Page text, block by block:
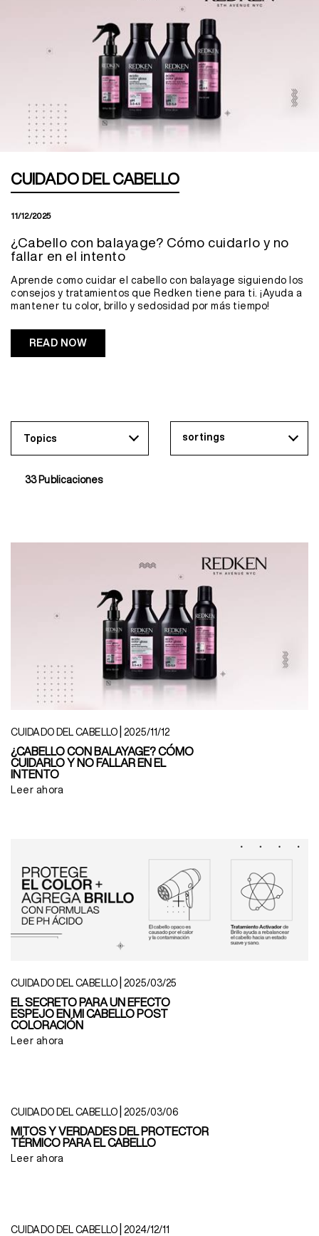
CUIDADO DEL CABELLO
11/12/2025
¿Cabello con balayage? Cómo cuidarlo y no
fallar en el intento
Aprende como cuidar el cabello con balayage siguiendo los
consejos y tratamientos que Redken tiene para ti. ¡Ayuda a
mantener tu color, brillo y sedosidad por más tiempo!
READ NOW
33 Publicaciones
Topics sortings
CUIDADO DEL CABELLO| 2025/11/12
¿CABELLO CON BALAYAGE? CÓMO
CUIDARLO Y NO FALLAR EN EL
INTENTO
Leer ahora
CUIDADO DEL CABELLO| 2025/03/25
EL SECRETO PARA UN EFECTO
ESPEJO EN MI CABELLO POST
COLORACIÓN
Leer ahora
CUIDADO DEL CABELLO| 2025/03/06
MITOS Y VERDADES DEL PROTECTOR
TÉRMICO PARA EL CABELLO
Leer ahora
CUIDADO DEL CABELLO| 2024/12/11